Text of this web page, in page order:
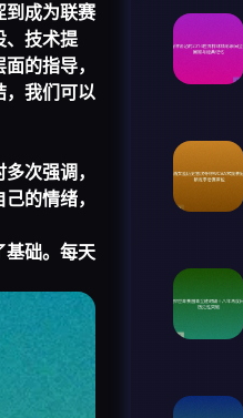
到成为联赛
、技术提
的指导，
，我们可以
次强调，
的情绪，
基础。每天